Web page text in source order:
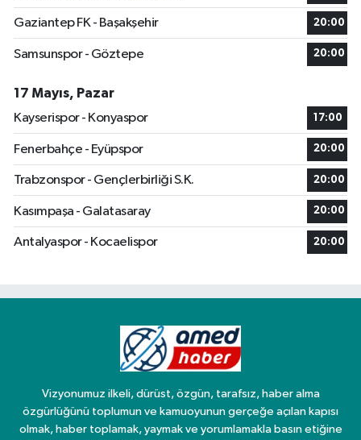
Gaziantep FK - Başakşehir 20:00
Samsunspor - Göztepe 20:00
17 Mayıs, Pazar
Kayserispor - Konyaspor
17:00
Fenerbahçe - Eyüpspor 20:00
Trabzonspor - Gençlerbirliği S.K. 20:00
Kasımpaşa - Galatasaray 20:00
Antalyaspor - Kocaelispor 20:00
Vizyonumuz ilkeli, dürüst, özgün, tarafsız, haber alma
özgürlüğünü toplumun ve kamuoyunun gerçeğe açılan kapısı
olmak, haber toplamak, yaymak ve yorumlamakla basın etiğine